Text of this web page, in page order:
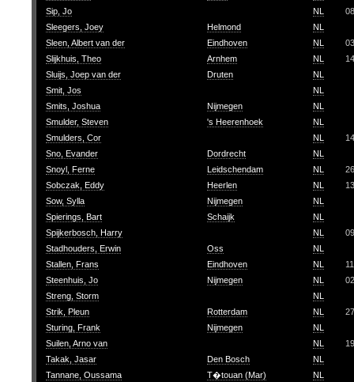
Sip, Jo
NL
Sleegers, Joey
Helmond
NL
Sleen, Albert van der
Eindhoven NL
Slijkhuis, Theo
Arnhem NL
Sluijs, Joep van der
Druten
NL
Smit, Jos
NL
Smits, Joshua
Nijmegen
NL
Smulder, Steven
's Heerenhoek
NL
Smulders, Cor
NL
Sno, Evander
Dordrecht
NL
Snoyl, Ferne
Leidschendam NL
Sobczak, Eddy
Heerlen NL
Sow, Sylla
Nijmegen
NL
Spierings, Bart
Schaijk
NL
Spijkerbosch, Harry
NL
Stadhouders, Erwin
Oss
NL
Stallen, Frans
Eindhoven NL
Steenhuis, Jo
Nijmegen NL
Streng, Storm
NL
Strik, Pleun
Rotterdam NL
Sturing, Frank
Nijmegen
NL
Suilen, Arno van
NL
Takak, Jasar
Den Bosch
NL
Tannane, Oussama
T�touan (Mar)
NL